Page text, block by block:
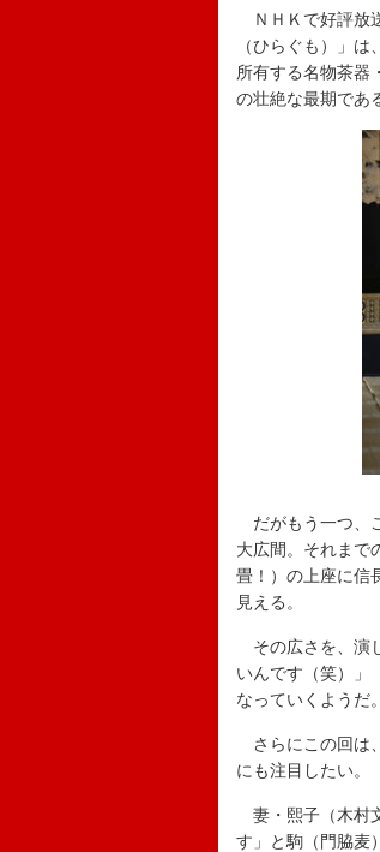
ＮＨＫで好評放
（ひらぐも）」
所有する名物茶器
の壮絶な最期であ
だがもう一つ、
大広間。それまで
畳！）の上座に信
見える。
その広さを、演
いんです（笑）」
なっていくようだ。
さらにこの回は
にも注目したい。
妻・熙子（木村
す」と駒（門脇麦